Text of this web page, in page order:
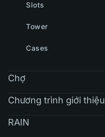
Slots
Tower
Cases
Chợ
Chương trình giới thiệu
RAIN